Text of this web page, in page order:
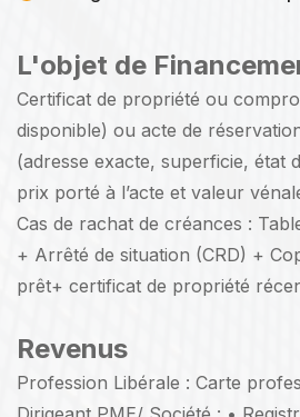
L'objet de
Certificat de propriété ou
disponible) ou acte de
(adresse exacte, superficie, état
prix porté à l’acte et valeur
Cas de rachat de créances :
+ Arrêté de situation (CRD) +
prêt+ certificat de propriété
Revenus
Profession Libérale : Carte